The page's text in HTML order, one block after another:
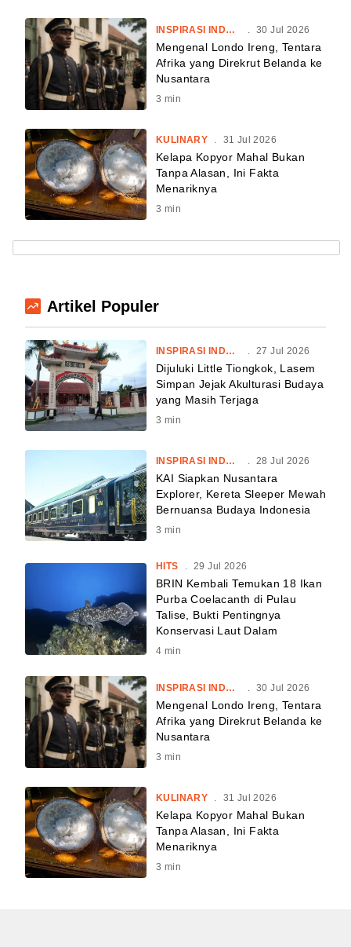
INSPIRASI INDONESIA 30 Jul 2026
Mengenal Londo Ireng, Tentara
Afrika yang Direkrut Belanda ke
Nusantara
3 min
KULINARY 31 Jul 2026
Kelapa Kopyor Mahal Bukan
Tanpa Alasan, Ini Fakta
Menariknya
3 min
Artikel Populer
INSPIRASI INDONESIA . 27 Jul 2026
Dijuluki Little Tiongkok, Lasem
Simpan Jejak Akulturasi Budaya
yang Masih Terjaga
3 min
INSPIRASI INDONESIA . 28 Jul 2026
KAI Siapkan Nusantara
Explorer, Kereta Sleeper Mewah
Bernuansa Budaya Indonesia
3 min
HITS . 29 Jul 2026
BRIN Kembali Temukan 18 Ikan
Purba Coelacanth di Pulau
Talise, Bukti Pentingnya
Konservasi Laut Dalam
4 min
INSPIRASI INDONESIA 30 Jul 2026
Mengenal Londo Ireng, Tentara
Afrika yang Direkrut Belanda ke
Nusantara
3 min
KULINARY 31 Jul 2026
Kelapa Kopyor Mahal Bukan
Tanpa Alasan, Ini Fakta
Menariknya
3 min